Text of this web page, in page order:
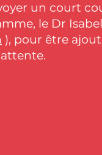
un court
le Dr
), pour être